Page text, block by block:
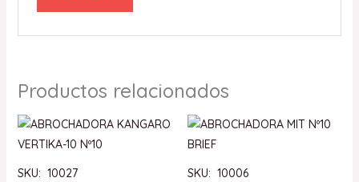
Productos relacionados
SKU: 10027 SKU: 10006